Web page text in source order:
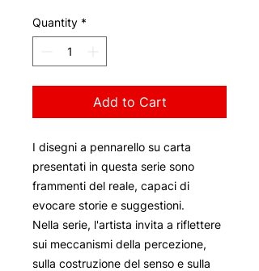
Quantity *
Add to Cart
I disegni a pennarello su carta
presentati in questa serie sono
frammenti del reale, capaci di
evocare storie e suggestioni.
Nella serie, l'artista invita a riflettere
sui meccanismi della percezione,
sulla costruzione del senso e sulla